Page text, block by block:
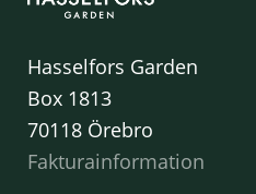
Hasselfors Garden
Box 1813
70118 Örebro
Fakturainformation